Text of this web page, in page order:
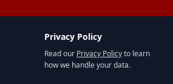
Privacy Policy
Read our Privacy Policyto learn
how we handle your data.